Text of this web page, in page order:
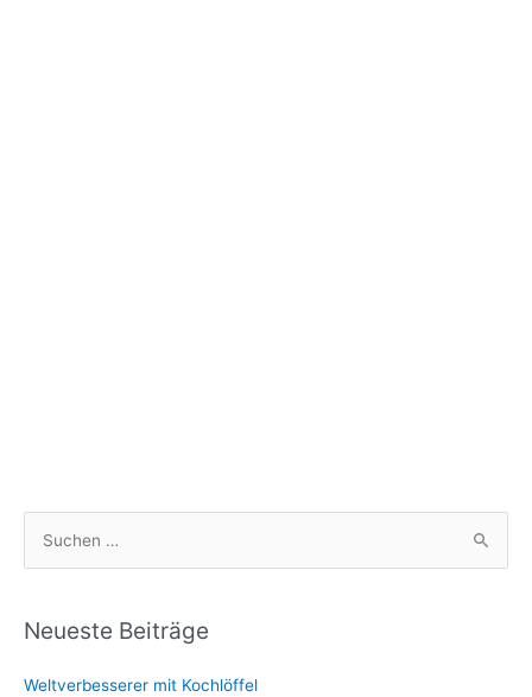
h
n
Neueste Beiträge
Weltverbesserer mit Kochlöffel